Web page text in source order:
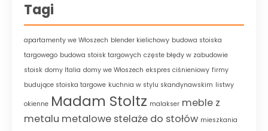
Tagi
apartamenty we Włoszech blender kielichowy budowa stoiska
targowego budowa stoisk targowych częste błędy w zabudowie
stoisk domy Italia domy we Włoszech ekspres ciśnieniowy firmy
budujące stoiska targowe kuchnia w stylu skandynawskim listwy
okienne Madam Stoltz malakser meble z
metalu metalowe stelaże do stołów mieszkania